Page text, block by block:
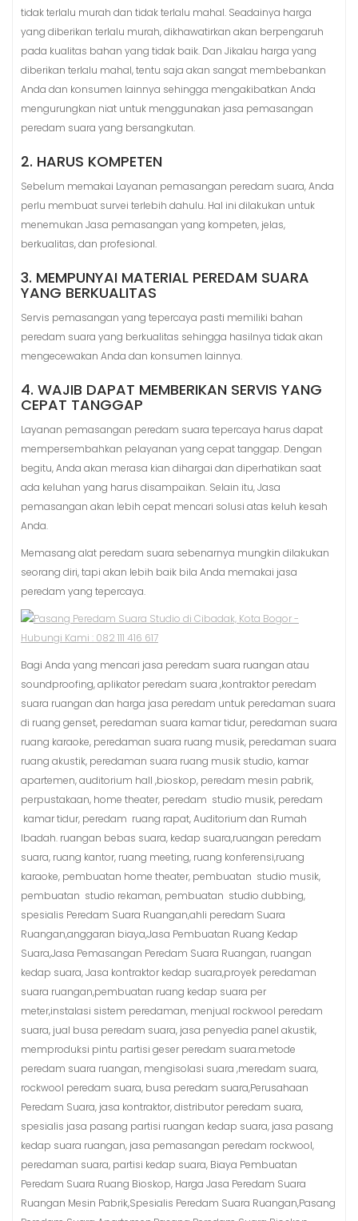
tidak terlalu murah dan tidak terlalu mahal. Seadainya harga
yang diberikan terlalu murah, dikhawatirkan akan berpengaruh
pada kualitas bahan yang tidak baik. Dan Jikalau harga yang
diberikan terlalu mahal, tentu saja akan sangat membebankan
Anda dan konsumen lainnya sehingga mengakibatkan Anda
mengurungkan niat untuk menggunakan jasa pemasangan
peredam suara yang bersangkutan.
2. HARUS KOMPETEN
Sebelum memakai Layanan pemasangan peredam suara, Anda
perlu membuat survei terlebih dahulu. Hal ini dilakukan untuk
menemukan Jasa pemasangan yang kompeten, jelas,
berkualitas, dan profesional.
3. MEMPUNYAI MATERIAL PEREDAM SUARA
YANG BERKUALITAS
Servis pemasangan yang tepercaya pasti memiliki bahan
peredam suara yang berkualitas sehingga hasilnya tidak akan
mengecewakan Anda dan konsumen lainnya.
4. WAJIB DAPAT MEMBERIKAN SERVIS YANG
CEPAT TANGGAP
Layanan pemasangan peredam suara tepercaya harus dapat
mempersembahkan pelayanan yang cepat tanggap. Dengan
begitu, Anda akan merasa kian dihargai dan diperhatikan saat
ada keluhan yang harus disampaikan. Selain itu, Jasa
pemasangan akan lebih cepat mencari solusi atas keluh kesah
Anda.
Memasang alat peredam suara sebenarnya mungkin dilakukan
seorang diri, tapi akan lebih baik bila Anda memakai jasa
peredam yang tepercaya.
Bagi Anda yang mencari jasa peredam suara ruangan atau
soundproofing, aplikator peredam suara ,kontraktor peredam
suara ruangan dan harga jasa peredam untuk peredaman suara
di ruang genset, peredaman suara kamar tidur, peredaman suara
ruang karaoke, peredaman suara ruang musik, peredaman suara
ruang akustik, peredaman suara ruang musik studio, kamar
apartemen, auditorium hall ,bioskop, peredam mesin pabrik,
perpustakaan, home theater, peredam studio musik, peredam
kamar tidur, peredam ruang rapat, Auditorium dan Rumah
Ibadah. ruangan bebas suara, kedap suara,ruangan peredam
suara, ruang kantor, ruang meeting, ruang konferensi,ruang
karaoke, pembuatan home theater, pembuatan studio musik,
pembuatan studio rekaman, pembuatan studio dubbing,
spesialis Peredam Suara Ruangan,ahli peredam Suara
Ruangan,anggaran biaya,Jasa Pembuatan Ruang Kedap
Suara,Jasa Pemasangan Peredam Suara Ruangan, ruangan
kedap suara, Jasa kontraktor kedap suara,proyek peredaman
suara ruangan,pembuatan ruang kedap suara per
meter,instalasi sistem peredaman, menjual rockwool peredam
suara, jual busa peredam suara, jasa penyedia panel akustik,
memproduksi pintu partisi geser peredam suara.metode
peredam suara ruangan, mengisolasi suara ,meredam suara,
rockwool peredam suara, busa peredam suara,Perusahaan
Peredam Suara, jasa kontraktor, distributor peredam suara,
spesialis jasa pasang partisi ruangan kedap suara, jasa pasang
kedap suara ruangan, jasa pemasangan peredam rockwool,
peredaman suara, partisi kedap suara, Biaya Pembuatan
Peredam Suara Ruang Bioskop, Harga Jasa Peredam Suara
Ruangan Mesin Pabrik,Spesialis Peredam Suara Ruangan,Pasang